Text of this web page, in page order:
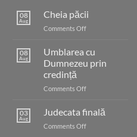
08
Aug
Cheia păcii
Comments Offon
08
Aug
Umblarea cu
Dumnezeu prin
credință
Comments Offon
cu
Dumnezeu
prin
03
Aug
Judecata finală
Comments Offon